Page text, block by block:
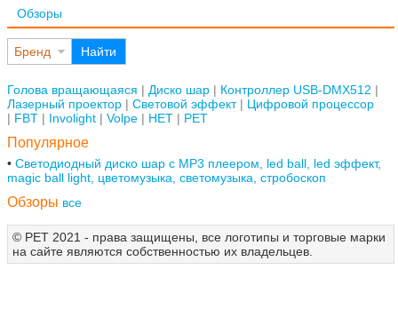
Обзоры
Бренд Найти
Голова вращающаяся Диско шар
Контроллер USB-DMX512
Лазерный проектор
Световой эффект
Цифровой процессор
FBT
Involight Volpe НЕТ РЕТ
Популярное
Светодиодный диско шар с MP3 плеером, led ball, led эффект,
magic ball light, цветомузыка, светомузыка, стробоскоп
Обзоры все
© РЕТ 2021 - права защищены, все логотипы и торговые марки
на сайте являются собственностью их владельцев.